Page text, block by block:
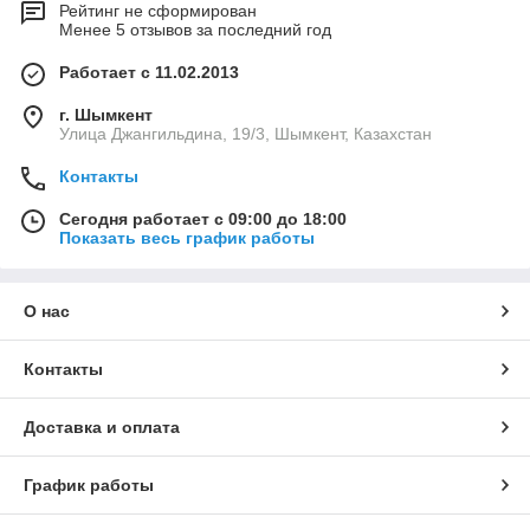
Рейтинг не сформирован
Менее 5 отзывов за последний год
Работает с 11.02.2013
г. Шымкент
Улица Джангильдина, 19/3, Шымкент, Казахстан
Контакты
Сегодня работает с 09:00 до 18:00
Показать весь график работы
О нас
Контакты
Доставка и оплата
График работы